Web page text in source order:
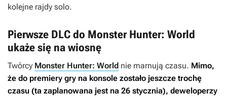
kolejne rajdy solo.
Pierwsze DLC do Monster Hunter: World
ukaże się na wiosnę
Twórcy Monster Hunter: World nie marnują czasu. Mimo,
że do premiery gry na konsole zostało jeszcze trochę
czasu (ta zaplanowana jest na 26 stycznia), deweloperzy